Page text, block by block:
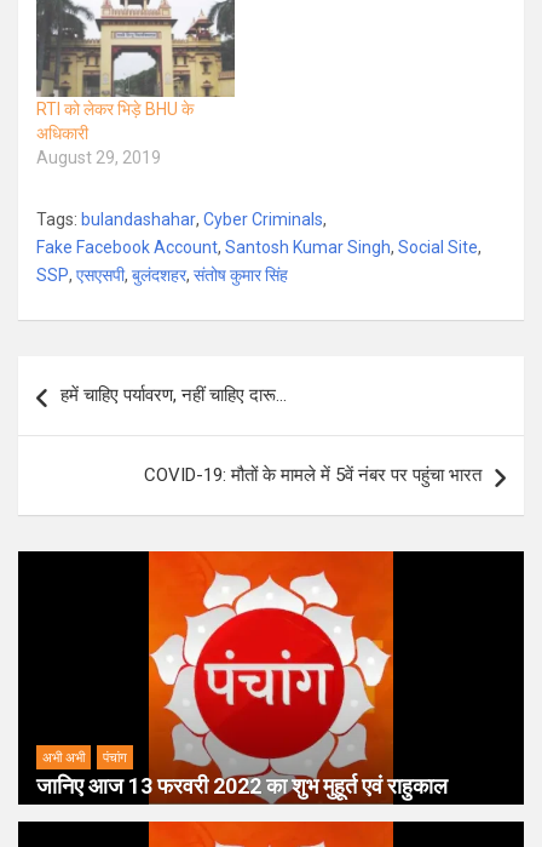
RTI को लेकर भिड़े BHU के
अधिकारी
August 29, 2019
Tags: bulandashahar, Cyber Criminals,
Fake Facebook Account, Santosh Kumar Singh, Social Site,
SSP, एसएसपी, बुलंदशहर, संतोष कुमार सिंह
navigation
हमें चाहिए पर्यावरण, नहीं चाहिए दारू…
COVID-19: मौतों के मामले में 5वें नंबर पर पहुंचा भारत
अभी अभी पंचांग
जानिए आज 13 फरवरी 2022 का शुभ मुहूर्त एवं राहुकाल